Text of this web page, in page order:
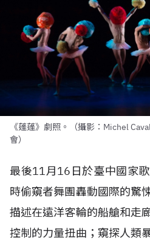
《蓬蓬》劇照。（攝影：Michel
會）
最後11月16 日於臺中國家
時偷窺者舞團轟動國際的驚
描述在遠洋客輪的船艙和走
控制的力量扭曲；窺探人類